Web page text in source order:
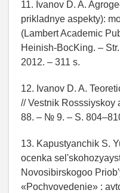
11. Ivanov D. A.
prikladnye aspekty):
(Lambert Academic
Heinish-BocKing. –
2012. – 311 s.
12. Ivanov D. A.
// Vestnik Rosssiyskoy
88. – № 9. – S.
13. Kapustyanchik S.
ocenka
Novosibirskogoo
«Pochvovedenie» :